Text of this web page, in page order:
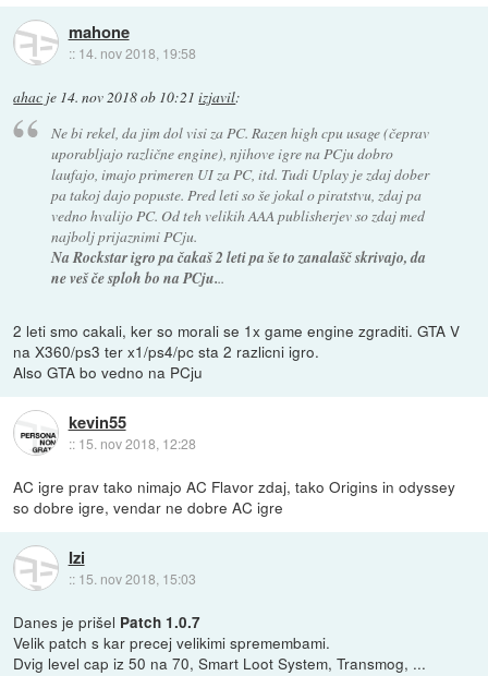
mahone
:: 14. nov 2018, 19:58
ahac je 14. nov 2018 ob 10:21 izjavil:
Ne bi rekel, da jim dol visi za PC. Razen high cpu usage (čeprav
uporabljajo različne engine), njihove igre na PCju dobro
laufajo, imajo primeren UI za PC, itd. Tudi Uplay je zdaj dober
pa takoj dajo popuste. Pred leti so še jokal o piratstvu, zdaj pa
vedno hvalijo PC. Od teh velikih AAA publisherjev so zdaj med
najbolj prijaznimi PCju.
Na Rockstar igro pa čakaš 2 leti pa še to zanalašč skrivajo, da
ne veš če sploh bo na PCju...
2 leti smo cakali, ker so morali se 1x game engine zgraditi. GTA V
na X360/ps3 ter x1/ps4/pc sta 2 razlicni igro.
Also GTA bo vedno na PCju
kevin55
:: 15. nov 2018, 12:28
AC igre prav tako nimajo AC Flavor zdaj, tako Origins in odyssey
so dobre igre, vendar ne dobre AC igre
Izi
:: 15. nov 2018, 15:03
Danes je prišel Patch 1.0.7
Velik patch s kar precej velikimi spremembami.
Dvig level cap iz 50 na 70, Smart Loot System, Transmog, ...